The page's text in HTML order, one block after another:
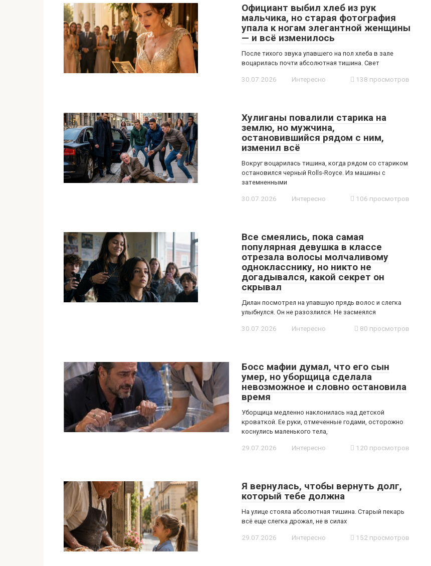
Официант выбил хлеб из рук
мальчика, но старая фотография
упала к ногам элегантной женщины
— и всё изменилось
После тихого звука упавшего на пол хлеба в зале
воцарилась почти абсолютная тишина. Свет
30.07.2026 Интересно 138 просмотров
Хулиганы повалили старика на
землю, но мужчина,
остановившийся рядом с ним,
изменил всё
Вокруг воцарилась тишина, когда рядом со стариком
остановился черный Rolls-Royce. Из машины с
затемненными
30.07.2026 Интересно 106 просмотров
Все смеялись, пока самая
популярная девушка в классе
отрезала волосы молчаливому
однокласснику, но никто не
догадывался, какой секрет он
скрывал
Дилан посмотрел на упавшую прядь волос и слегка
улыбнулся. Он не разозлился. Не засмеялся
30.07.2026 Интересно 80 просмотров
Босс мафии думал, что его сын
умер, но уборщица сделала
невозможное и словно остановила
время
Уборщица медленно наклонилась над детской
кроваткой. Ее руки, отмеченные годами, осторожно
коснулись маленького тела,
29.07.2026 Интересно 120 просмотров
Я вернулась, чтобы вернуть долг,
который тебе должна
На улице стояла абсолютная тишина. Старый пекарь
всё еще слегка дрожал, не в силах
29.07.2026 Интересно 152 просмотров